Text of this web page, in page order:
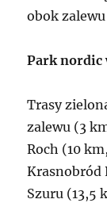
obok
Park nordic
Trasy
zalewu (3
Roch (10
Krasnobród
Szuru (13,5